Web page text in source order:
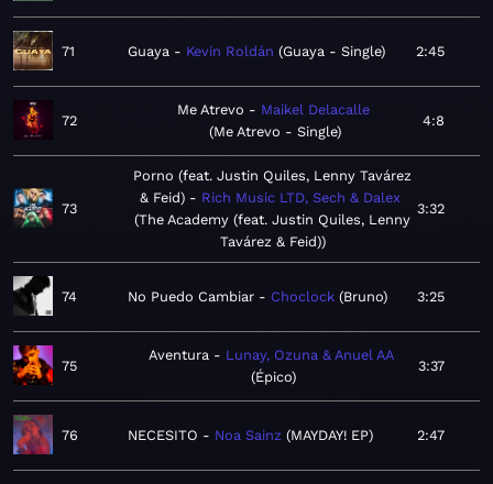
71 Guaya Kevin Roldán Guaya - Single 2:45
72
Me Atrevo
Maikel Delacalle
Me Atrevo - Single
4:8
73
Porno (feat. Justin Quiles, Lenny Tavárez
& Feid)
Rich Music LTD, Sech & Dalex
The Academy (feat. Justin Quiles, Lenny
Tavárez & Feid)
3:32
74 No Puedo Cambiar Choclock Bruno 3:25
75
Aventura
Lunay, Ozuna & Anuel AA
Épico
3:37
76 NECESITO Noa Sainz MAYDAY! EP 2:47